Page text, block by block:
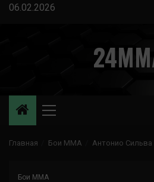
Перейти
06.02.2026
Основное
Главная Бои ММА Антонио
Бои ММА